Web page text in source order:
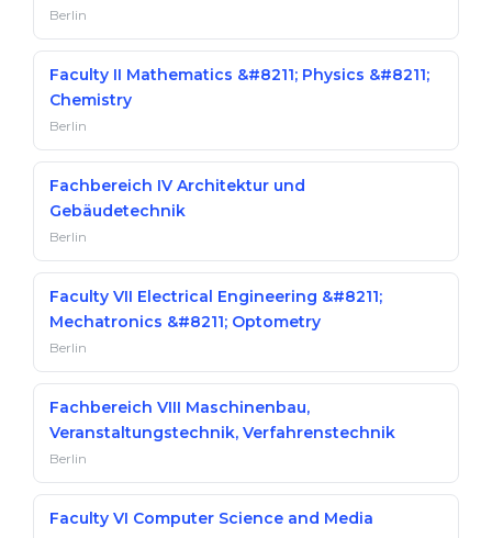
Berlin
Faculty II Mathematics &#8211; Physics &#8211;
Chemistry
Berlin
Fachbereich IV Architektur und
Gebäudetechnik
Berlin
Faculty VII Electrical Engineering &#8211;
Mechatronics &#8211; Optometry
Berlin
Fachbereich VIII Maschinenbau,
Veranstaltungstechnik, Verfahrenstechnik
Berlin
Faculty VI Computer Science and Media